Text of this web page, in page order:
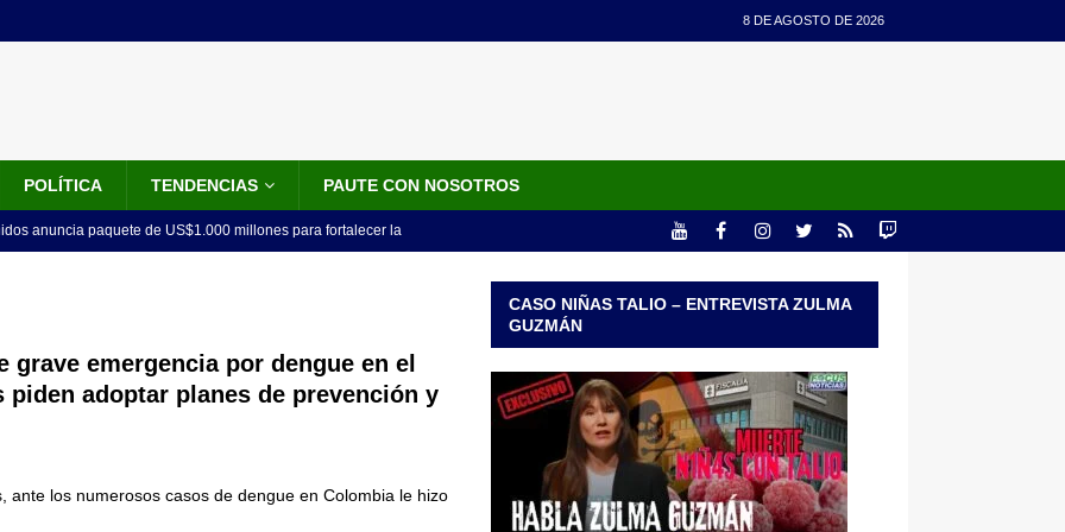
8 DE AGOSTO DE 2026
POLÍTICA TENDENCIAS PAUTE CON NOSOTROS
anuncia paquete de US$1.000 millones para fortalecer la
como presidente de Colombia JUDICIALES
la Espriella ya es presidente de Colombia: recibió la banda
en el Cantón Pichincha
grave emergencia por dengue en el
piden adoptar planes de prevención y
ante los numerosos casos de dengue en Colombia le hizo
CASO NIÑAS TALIO – ENTREVISTA ZULMA
GUZMÁN